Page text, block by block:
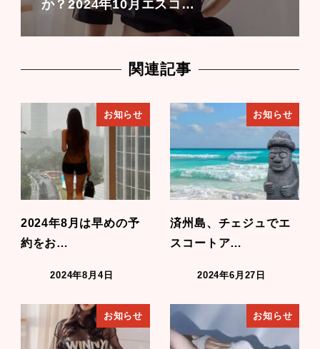
か？2024年10月エスコ…
関連記事
お知らせ
2024年8月は早めの予
約をお…
2024年8月4日
お知らせ
済州島、チェジュでエ
スコートア…
2024年6月27日
お知らせ お知らせ